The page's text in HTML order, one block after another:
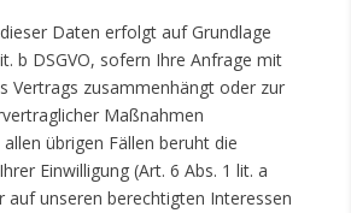
Daten erfolgt auf Grundlage
b DSGVO, sofern Ihre Anfrage mit
Vertrags zusammenhängt oder zur
Maßnahmen
übrigen Fällen beruht die
Einwilligung (Art. 6 Abs. 1 lit. a
auf unseren berechtigten Interessen